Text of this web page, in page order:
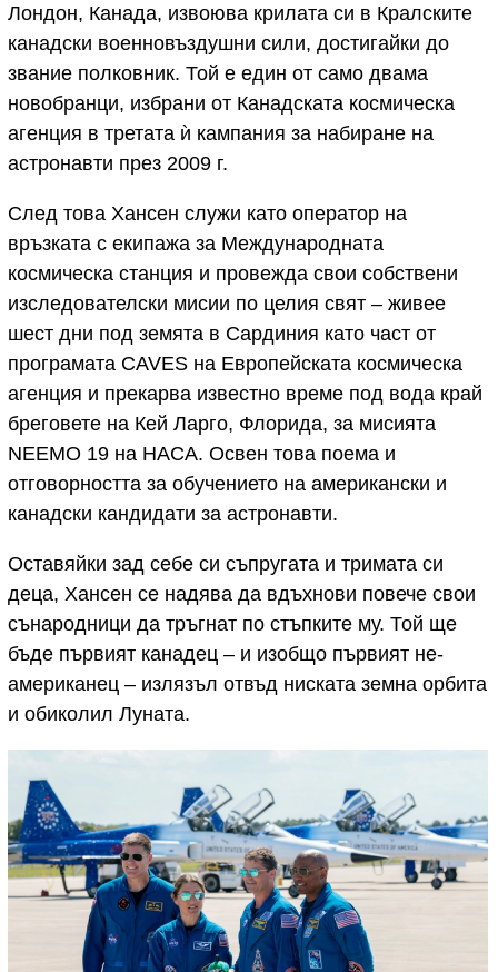
Лондон, Канада, извоюва крилата си в Кралските
канадски военновъздушни сили, достигайки до
звание полковник. Той е един от само двама
новобранци, избрани от Канадската космическа
агенция в третата ѝ кампания за набиране на
астронавти през 2009 г.
След това Хансен служи като оператор на
връзката с екипажа за Международната
космическа станция и провежда свои собствени
изследователски мисии по целия свят – живее
шест дни под земята в Сардиния като част от
програмата CAVES на Европейската космическа
агенция и прекарва известно време под вода край
бреговете на Кей Ларго, Флорида, за мисията
NEEMO 19 на НАСА. Освен това поема и
отговорността за обучението на американски и
канадски кандидати за астронавти.
Оставяйки зад себе си съпругата и тримата си
деца, Хансен се надява да вдъхнови повече свои
сънародници да тръгнат по стъпките му. Той ще
бъде първият канадец – и изобщо първият не-
американец – излязъл отвъд ниската земна орбита
и обиколил Луната.